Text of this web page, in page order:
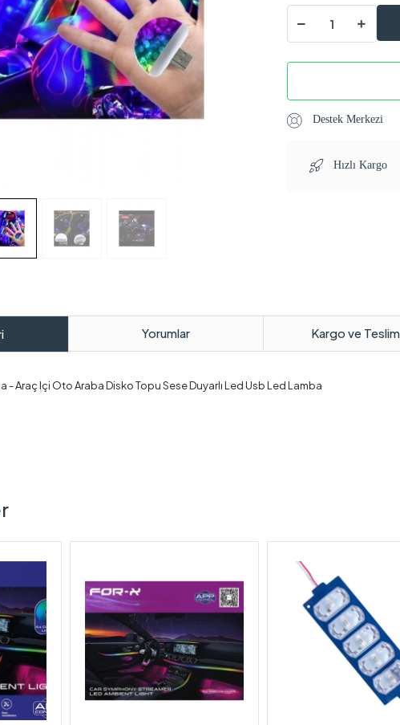
Destek Merkezi
Hızlı Kargo
Yorumlar Kargo ve
- Araç Içi Oto Araba Disko Topu Sese Duyarlı Led Usb Led Lamba